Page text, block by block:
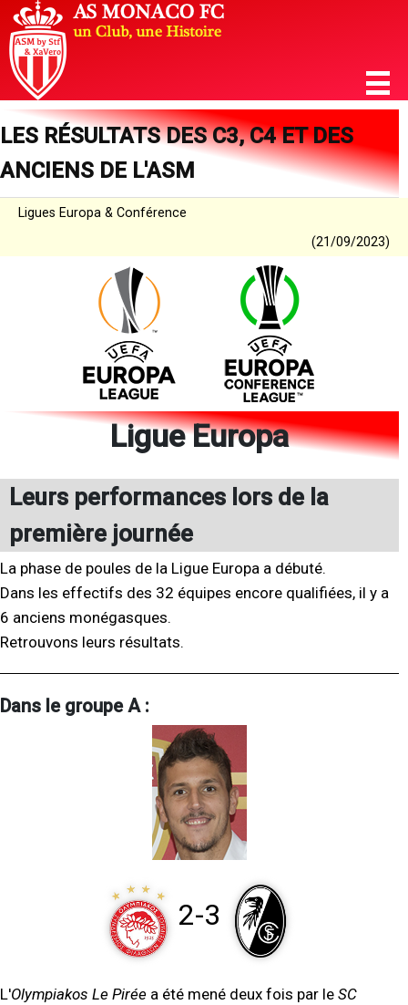
LES RÉSULTATS DES C3, C4 ET DES
ANCIENS DE L'ASM
Ligues Europa & Conférence
(21/09/2023)
Ligue Europa
Leurs performances lors de la
première journée
La phase de poules de la Ligue Europa a débuté.
Dans les effectifs des 32 équipes encore qualifiées, il y a
6 anciens monégasques.
Retrouvons leurs résultats.
Dans le groupe A :
2-3
L'Olympiakos Le Pirée a été mené deux fois par le SC